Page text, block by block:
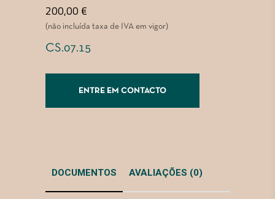
200,00 €
(não incluída taxa de IVA em vigor)
CS.07.15
ENTRE EM CONTACTO
DOCUMENTOS AVALIAÇÕES (0)